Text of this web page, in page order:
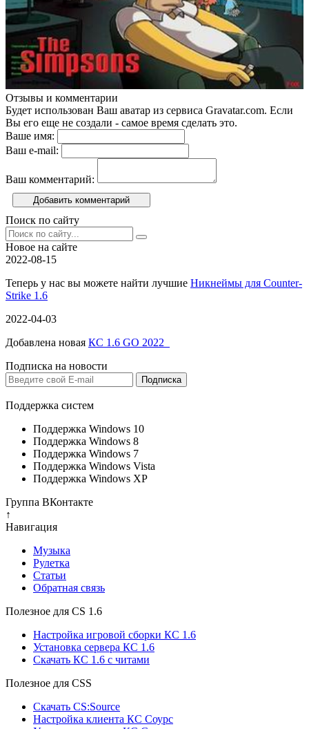
Отзывы и комментарии
Будет использован Ваш аватар из сервиса Gravatar.com. Если
Вы его еще не создали - самое время сделать это.
Ваше имя:
Ваш e-mail:
Ваш комментарий:
Добавить комментарий
Поиск по сайту
Новое на сайте
2022-08-15
Теперь у нас вы можете найти лучшие Никнеймы для Counter-
Strike 1.6
2022-04-03
Добавлена новая КС 1.6 GO 2022
Подписка на новости
Поддержка систем
Поддержка Windows 10
Поддержка Windows 8
Поддержка Windows 7
Поддержка Windows Vista
Поддержка Windows XP
Группа ВКонтакте
↑
Навигация
Музыка
Рулетка
Cтатьи
Обратная связь
Полезное для CS 1.6
Настройка игровой сборки КС 1.6
Установка сервера КС 1.6
Скачать КС 1.6 с читами
Полезное для CSS
Скачать CS:Source
Настройка клиента КС Cоурс